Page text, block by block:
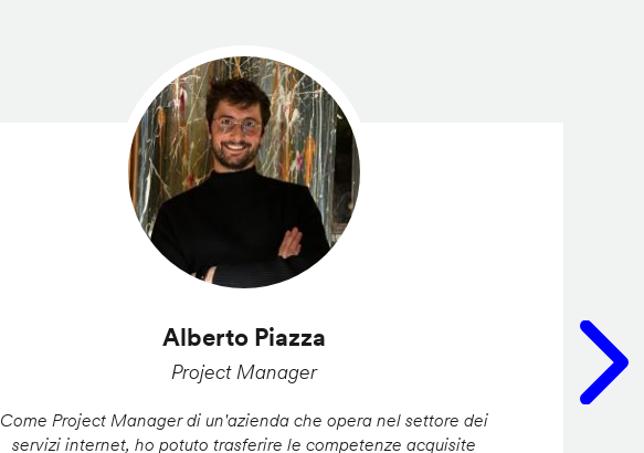
Alberto Piazza
Project Manager
Come Project Manager di un'azienda che opera nel settore dei
servizi internet, ho potuto trasferire le competenze acquisite